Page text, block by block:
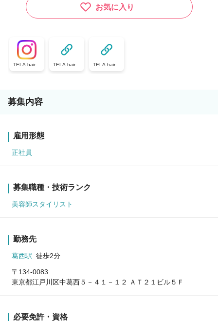
お気に入り
TELA hair公
式インスタグ
TELA hair公
式HP
TELA hair公
式TikTok
募集内容
雇用形態
正社員
募集職種・技術ランク
美容師スタイリスト
勤務先
葛西駅 徒歩2分
〒134-0083
東京都江戸川区中葛西５－４１－１２ ＡＴ２１ビル５Ｆ
必要免許・資格